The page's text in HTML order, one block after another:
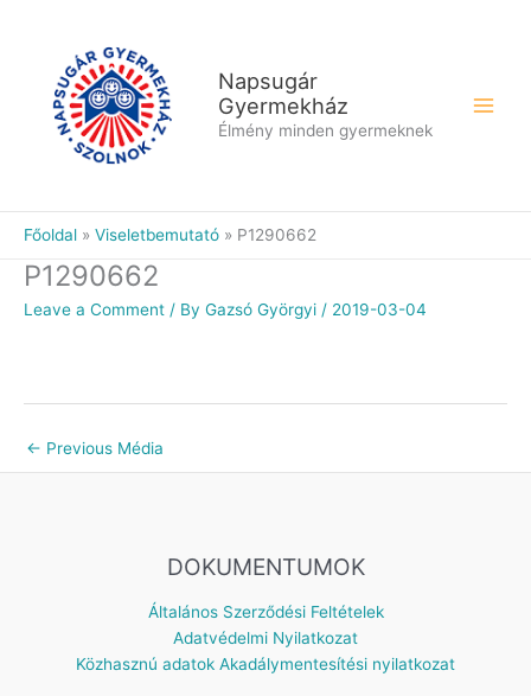
Napsugár
Gyermekház
Élmény minden gyermeknek
Főoldal Viseletbemutató P1290662
P1290662
Leave a Comment / By Gazsó Györgyi / 2019-03-04
← Previous Média
DOKUMENTUMOK
Általános Szerződési Feltételek
Adatvédelmi Nyilatkozat
Közhasznú adatok Akadálymentesítési nyilatkozat